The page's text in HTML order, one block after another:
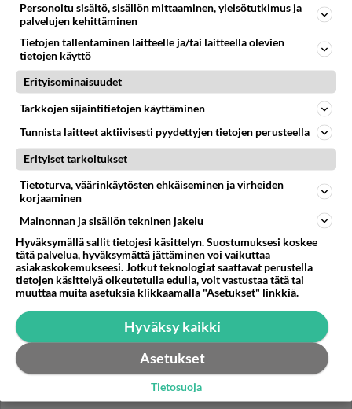
RESEPTIT
Oletko ikinä tehnyt
poronkäristystä?
Poronkäristys valmistuu
meheväksi, kun pistät pataan
pekonia ja olutta.
Voileipäkakku on suomalaisen
juhlapöydän kunkku.
Waldorf-salaatti on nimetty
New Yorkin Waldorf-hotellin
mukaan. Pistä pöytä koreaksi
kotona laadukkaalla
Currykastike - arkiruokaa
parhaimmillaan!
Personoitu sisältö, sisällön mittaaminen, yleisötutkimus ja
palvelujen kehittäminen
Tietojen tallentaminen laitteelle ja/tai laitteella olevien
tietojen käyttö
Erityisominaisuudet
Tarkkojen sijaintitietojen käyttäminen
Tunnista laitteet aktiivisesti pyydettyjen tietojen perusteella
Erityiset tarkoitukset
Tietoturva, väärinkäytösten ehkäiseminen ja virheiden
korjaaminen
Mainonnan ja sisällön tekninen jakelu
Hyväksymällä sallit tietojesi käsittelyn. Suostumuksesi koskee
tätä palvelua, hyväksymättä jättäminen voi vaikuttaa
asiakaskokemukseesi. Jotkut teknologiat saattavat perustella
tietojen käsittelyä oikeutetulla edulla, voit vastustaa tätä tai
muuttaa muita asetuksia klikkaamalla "Asetukset" linkkiä.
Hyväksy kaikki
Asetukset
Tietosuoja